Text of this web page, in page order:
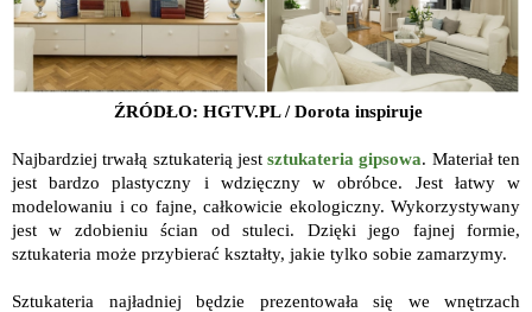
ŹRÓDŁO: HGTV.PL / Dorota inspiruje
Najbardziej trwałą sztukaterią jestsztukateria gipsowa. Materiał ten
jest bardzo plastyczny i wdzięczny w obróbce. Jest łatwy w
modelowaniu i co fajne, całkowicie ekologiczny. Wykorzystywany
jest w zdobieniu ścian od stuleci. Dzięki jego fajnej formie,
sztukateria może przybierać kształty, jakie tylko sobie zamarzymy.
Sztukateria najładniej będzie prezentowała się we wnętrzach